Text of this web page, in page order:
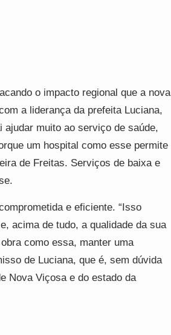
o impacto regional que a nova
a liderança da prefeita Luciana,
ajudar muito ao serviço de saúde,
um hospital como esse permite
de Freitas. Serviços de baixa e
e eficiente. “Isso
acima de tudo, a qualidade da sua
como essa, manter uma
de Luciana, que é, sem dúvida
Nova Viçosa e do estado da